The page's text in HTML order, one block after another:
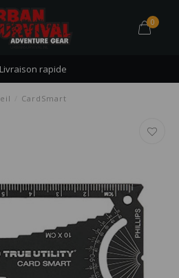
0
Livraison rapide
CardSmart